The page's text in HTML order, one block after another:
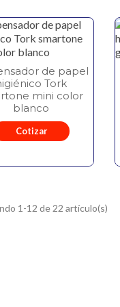
de papel
Tork
mini color
blanco
Cotizar
1-12 de 22 artículo(s)